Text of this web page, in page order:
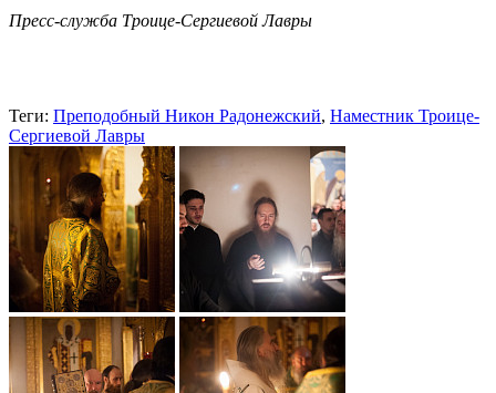
Пресс-служба Троице-Сергиевой Лавры
Теги: Преподобный Никон Радонежский, Наместник Троице-
Сергиевой Лавры